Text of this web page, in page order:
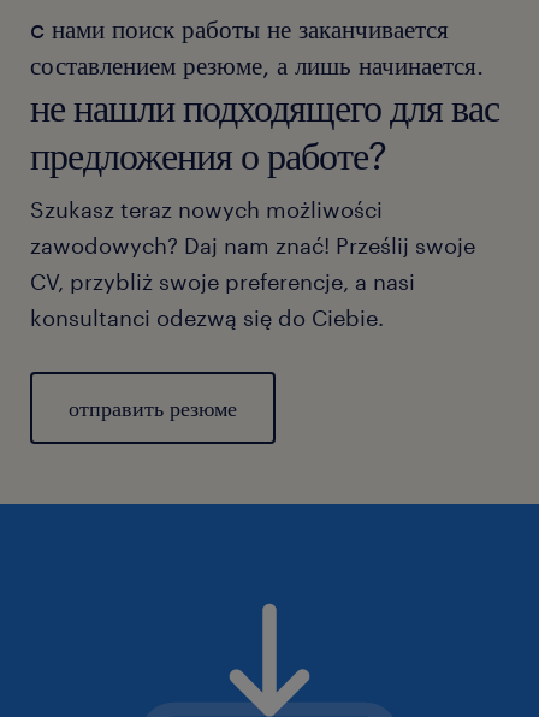
c нами поиск работы не заканчивается
составлением резюме, а лишь начинается.
не нашли подходящего для вас
предложения о работе?
Szukasz teraz nowych możliwości
zawodowych? Daj nam znać! Prześlij swoje
CV, przybliż swoje preferencje, a nasi
konsultanci odezwą się do Ciebie.
отправить резюме